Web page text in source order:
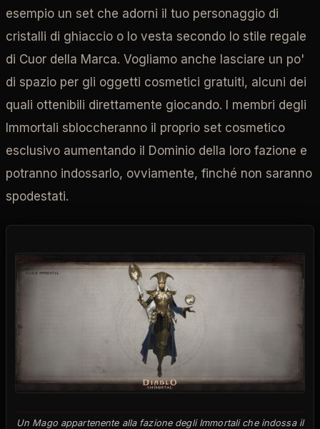
esempio un set che adorni il tuo personaggio di
cristalli di ghiaccio o lo vesta secondo lo stile regale
di Cuor della Marca. Vogliamo anche lasciare un po'
di spazio per gli oggetti cosmetici gratuiti, alcuni dei
quali ottenibili direttamente giocando. I membri degli
Immortali sbloccheranno il proprio set cosmetico
esclusivo aumentando il Dominio della loro fazione e
potranno indossarlo, ovviamente, finché non saranno
spodestati.
Un Mago appartenente alla fazione degli Immortali che indossa il